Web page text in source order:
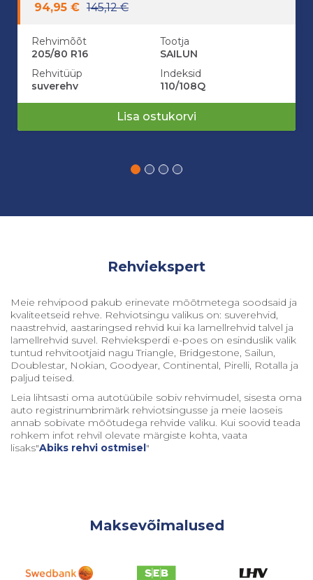
94,95 € 145,12 €
Rehvimõõt
205/80 R16
Tootja
SAILUN
Rehvitüüp
suverehv
Indeksid
110/108Q
Lisa ostukorvi
Rehviekspert
Meie rehvipood pakub erinevate mõõtmetega soodsaid ja
kvaliteetseid rehve. Rehviotsingu valikus on: suverehvid,
naastrehvid, aastaringsed rehvid kui ka lamellrehvid talvel ja
lamellrehvid suvel. Rehvieksperdi e-poes on esinduslik valik
tuntud rehvitootjaid nagu Triangle, Bridgestone, Sailun,
Doublestar, Nokian, Goodyear, Continental, Pirelli, Rotalla ja
paljud teised.
Leia lihtsasti oma autotüübile sobiv rehvimudel, sisesta oma
auto registrinumbrimärk rehviotsingusse ja meie laoseis
annab sobivate mõõtudega rehvide valiku. Kui soovid teada
rohkem infot rehvil olevate märgiste kohta, vaata
lisaks"Abiks rehvi ostmisel"
Maksevõimalused